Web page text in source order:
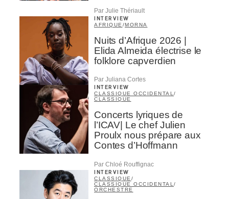
Par Julie Thériault
INTERVIEW
AFRIQUE /MORNA
Nuits d’Afrique 2026 |
Elida Almeida électrise le
folklore capverdien
Par Juliana Cortes
INTERVIEW
CLASSIQUE OCCIDENTAL/
CLASSIQUE
Concerts lyriques de
l’ICAV| Le chef Julien
Proulx nous prépare aux
Contes d’Hoffmann
Par Chloé Rouffignac
INTERVIEW
CLASSIQUE /
CLASSIQUE OCCIDENTAL /
ORCHESTRE